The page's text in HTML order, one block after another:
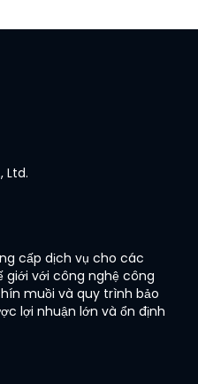
Ltd.
cấp dịch vụ cho các
với công nghệ công
muồi và quy trình bảo
lợi nhuận lớn và ổn định